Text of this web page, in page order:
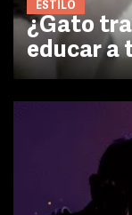
ESTILO
¿Gato
educar a